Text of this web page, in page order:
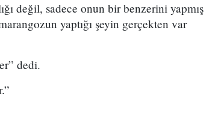
değil, sadece onun bir benzerini yapmış
yaptığı şeyin gerçekten var
dedi.